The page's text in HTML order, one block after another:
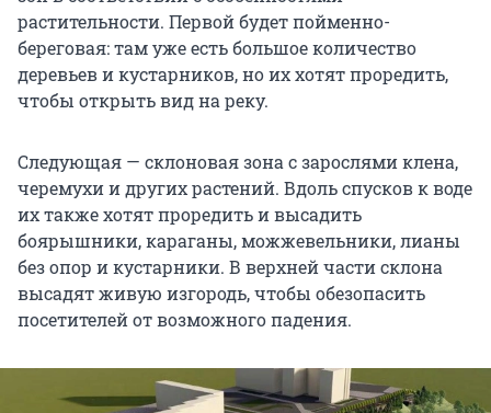
растительности. Первой будет пойменно-
береговая: там уже есть большое количество
деревьев и кустарников, но их хотят проредить,
чтобы открыть вид на реку.
Следующая — склоновая зона с зарослями клена,
черемухи и других растений. Вдоль спусков к воде
их также хотят проредить и высадить
боярышники, караганы, можжевельники, лианы
без опор и кустарники. В верхней части склона
высадят живую изгородь, чтобы обезопасить
посетителей от возможного падения.